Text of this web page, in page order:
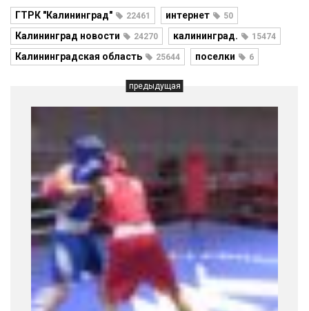
ГТРК "Калининград" 22461 интернет 50
Калининград новости 24270 калининград. 15474
Калининградская область 25644 поселки 6
предыдущая